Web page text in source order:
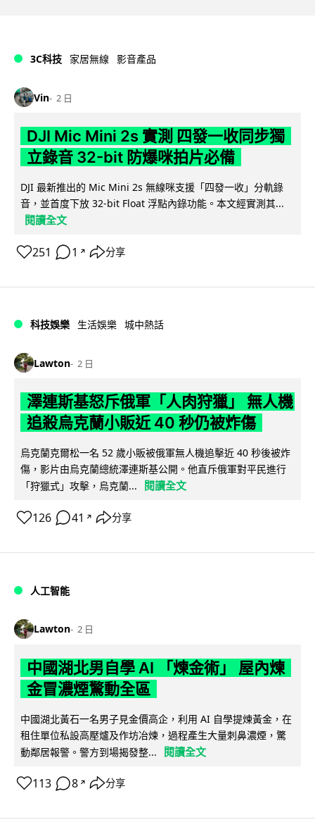
3C科技 家居無線 影音產品
Vin 2 日
DJI Mic Mini 2s 實測 四發一收同步獨
立錄音 32-bit 防爆咪拍片必備
DJI 最新推出的 Mic Mini 2s 無線咪支援「四發一收」分軌錄
音，並首度下放 32-bit Float 浮點內錄功能。本文經實測其...
閱讀全文
251 1 ↗ 分享
科技娛樂 生活娛樂 城中熱話
Lawton 2 日
澤連斯基怒斥俄軍「人肉狩獵」 無人機
追殺烏克蘭小販近 40 秒仍被炸傷
烏克蘭克爾松一名 52 歲小販被俄軍無人機追擊近 40 秒後被炸
傷，影片由烏克蘭總統澤連斯基公開。他直斥俄軍對平民進行
「狩獵式」攻擊，烏克蘭...
閱讀全文
126 41 ↗ 分享
人工智能
Lawton 2 日
中國湖北男自學 AI 「煉金術」 屋內煉
金冒濃煙驚動全區
中國湖北黃石一名男子見金價高企，利用 AI 自學提煉黃金，在
租住單位私設高壓爐及作坊冶煉，過程產生大量刺鼻濃煙，驚
動鄰居報警。警方到場揭發整...
閱讀全文
113 8 ↗ 分享